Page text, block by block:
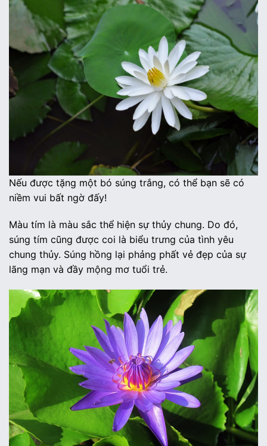
Nếu được tặng một bó súng trắng, có thể bạn sẽ có
niềm vui bất ngờ đấy!
Màu tím là màu sắc thể hiện sự thủy chung. Do đó,
súng tím cũng được coi là biểu trưng của tình yêu
chung thủy. Súng hồng lại phảng phất vẻ đẹp của sự
lãng mạn và đầy mộng mơ tuổi trẻ.